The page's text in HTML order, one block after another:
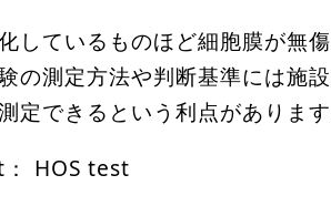
しているものほど細胞膜が無
の測定方法や判断基準には施
できるという利点があります
HOS test